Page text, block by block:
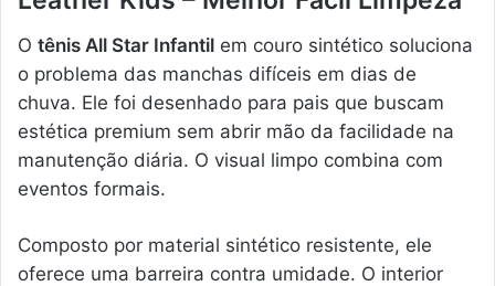
O tênis All Star Infantil em couro sintético soluciona
o problema das manchas difíceis em dias de
chuva. Ele foi desenhado para pais que buscam
estética premium sem abrir mão da facilidade na
manutenção diária. O visual limpo combina com
eventos formais.
Composto por material sintético resistente, ele
oferece uma barreira contra umidade. O interior